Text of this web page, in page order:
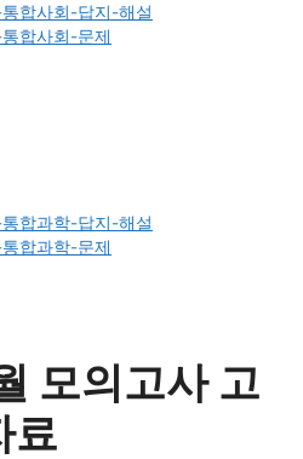
합사회-답지-해설
합사회-문제
합과학-답지-해설
합과학-문제
모의고사 고
료